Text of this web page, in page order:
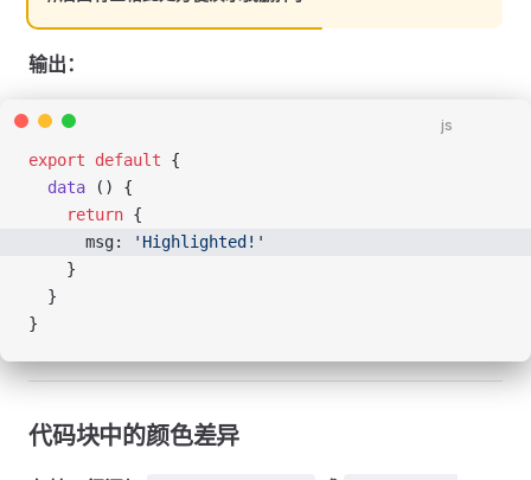
输出：
js
export default {
  data
() {
    return
{
      msg:
'Highlighted!'
    }
  }
}
代码块中的颜色差异